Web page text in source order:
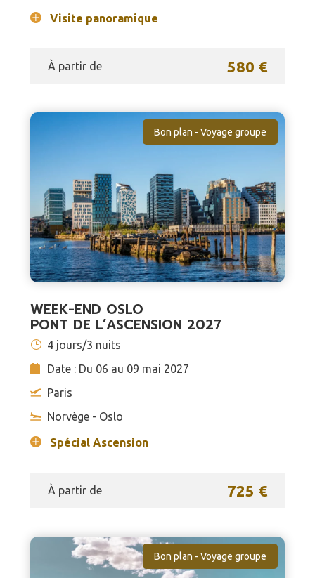
Visite panoramique
À partir de 580 €
Bon plan - Voyage groupe
WEEK-END OSLO
PONT DE L’ASCENSION 2027
4 jours/3 nuits
Date : Du 06 au 09 mai 2027
Paris
Norvège - Oslo
Spécial Ascension
À partir de 725 €
Bon plan - Voyage groupe